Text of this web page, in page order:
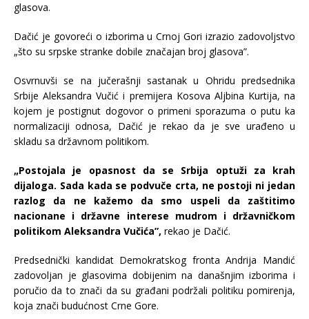
glasova.
Dačić je govoreći o izborima u Crnoj Gori izrazio zadovoljstvo
„što su srpske stranke dobile značajan broj glasova”.
Osvrnuvši se na jučerašnji sastanak u Ohridu predsednika
Srbije Aleksandra Vučić i premijera Kosova Aljbina Kurtija, na
kojem je postignut dogovor o primeni sporazuma o putu ka
normalizaciji odnosa, Dačić je rekao da je sve urađeno u
skladu sa državnom politikom.
„Postojala je opasnost da se Srbija optuži za krah
dijaloga. Sada kada se podvuče crta, ne postoji ni jedan
razlog da ne kažemo da smo uspeli da zaštitimo
nacionane i državne interese mudrom i državničkom
politikom Aleksandra Vučića”, rekao je Dačić.
Predsednički kandidat Demokratskog fronta Andrija Mandić
zadovoljan je glasovima dobijenim na današnjim izborima i
poručio da to znači da su građani podržali politiku pomirenja,
koja znači budućnost Crne Gore.